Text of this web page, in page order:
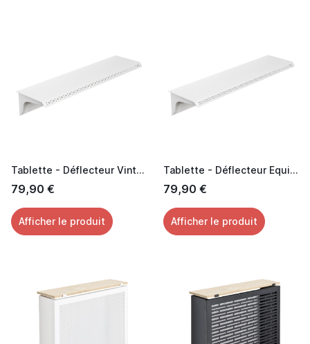
Tablette - Déflecteur Vintage
79,90 €
Afficher le produit
Tablette - Déflecteur Equinoxe
79,90 €
Afficher le produit